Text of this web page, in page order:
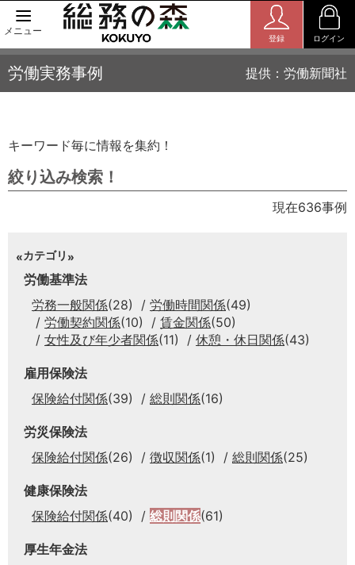
メニュー
登録 ログイン
労働実務事例 提供：労働新聞社
キーワード毎に情報を集約！
絞り込み検索！
現在636事例
カテゴリ
労働基準法
労務一般関係(28) 労働時間関係(49)
労働契約関係(10) 賃金関係(50)
女性及び年少者関係(11) 休憩・休日関係(43)
雇用保険法
保険給付関係(39) 総則関係(16)
労災保険法
保険給付関係(26) 徴収関係(1) 総則関係(25)
健康保険法
保険給付関係(40) 総則関係(61)
厚生年金法